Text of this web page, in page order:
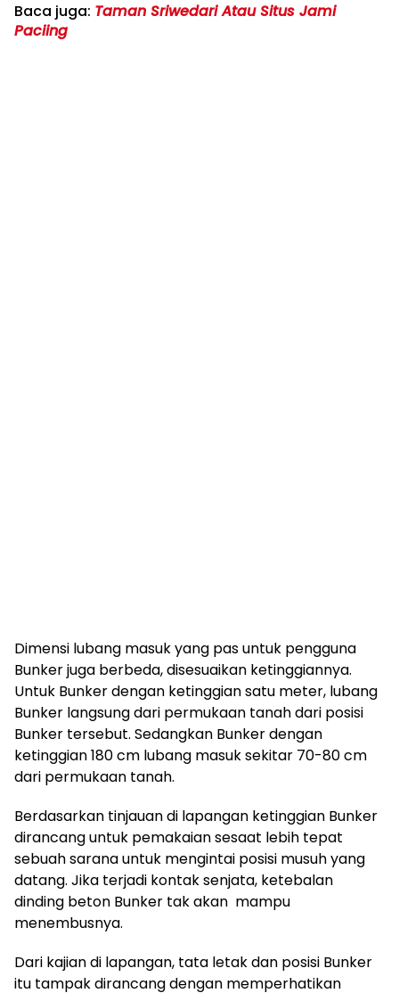
Baca juga: Taman Sriwedari Atau Situs Jami
Paciing
Dimensi lubang masuk yang pas untuk pengguna
Bunker juga berbeda, disesuaikan ketinggiannya.
Untuk Bunker dengan ketinggian satu meter, lubang
Bunker langsung dari permukaan tanah dari posisi
Bunker tersebut. Sedangkan Bunker dengan
ketinggian 180 cm lubang masuk sekitar 70-80 cm
dari permukaan tanah.
Berdasarkan tinjauan di lapangan ketinggian Bunker
dirancang untuk pemakaian sesaat lebih tepat
sebuah sarana untuk mengintai posisi musuh yang
datang. Jika terjadi kontak senjata, ketebalan
dinding beton Bunker tak akan mampu
menembusnya.
Dari kajian di lapangan, tata letak dan posisi Bunker
itu tampak dirancang dengan memperhatikan